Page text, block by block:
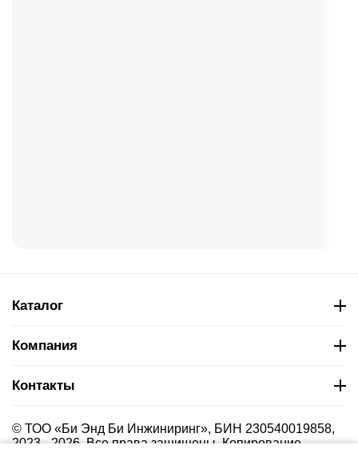
Каталог
Компания
Контакты
© ТОО «Би Энд Би Инжиниринг», БИН 230540019858,
2023 - 2026. Все права защищены. Копирование